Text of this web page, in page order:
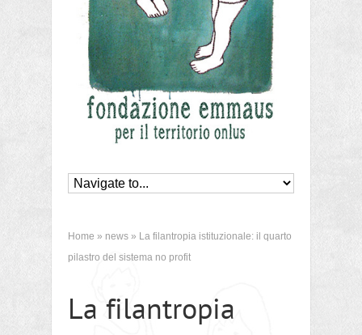
Home » news » La filantropia istituzionale: il quarto
pilastro del sistema no profit
La filantropia